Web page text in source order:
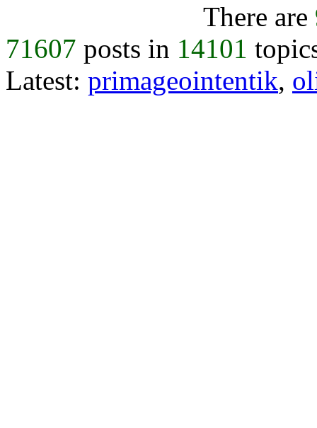
There are
71607 posts in 14101
Latest: primageointentik,